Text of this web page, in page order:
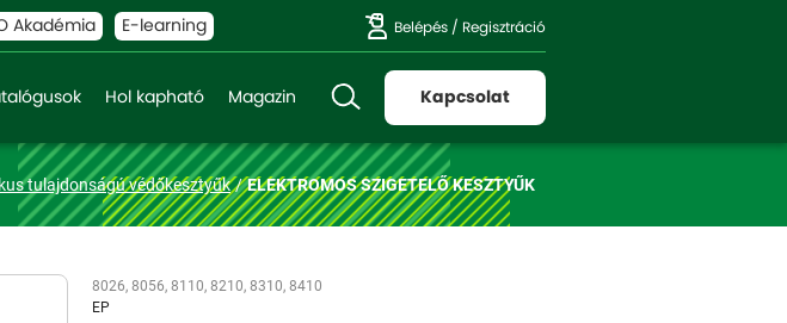
Akadémia E-learning Belépés / Regisztráció
Hol kapható Magazin Kapcsolat
tulajdonságú védőkesztyűk ELEKTROMOS SZIGETELŐ KESZTYŰK
8026, 8056, 8110, 8210, 8310, 8410
EP